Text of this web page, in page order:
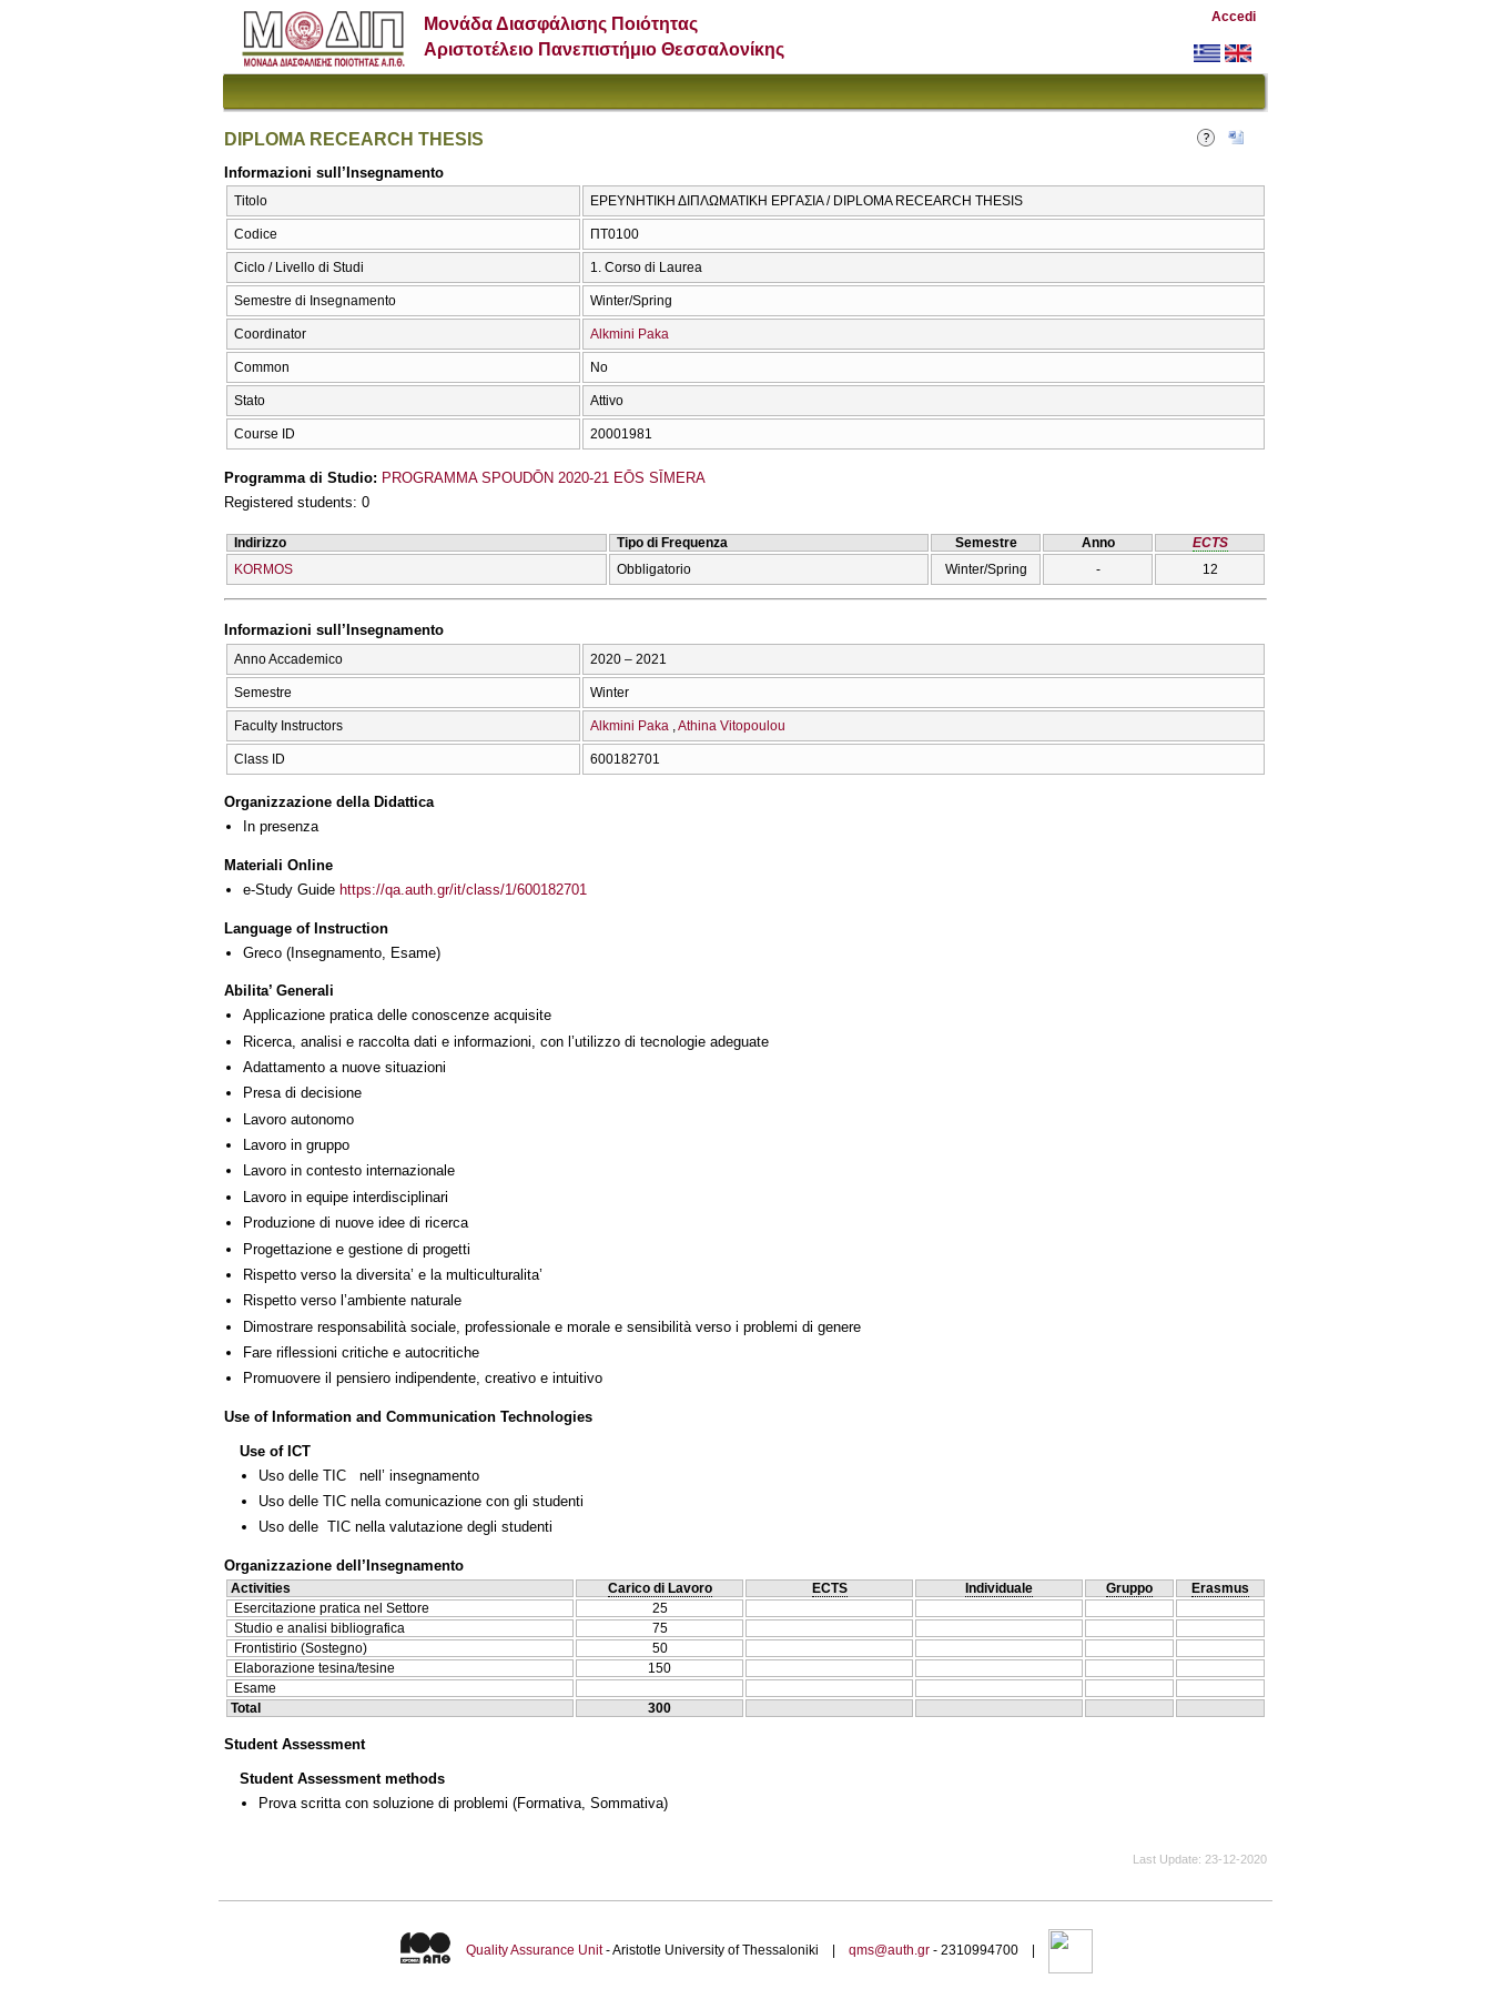
Μονάδα Διασφάλισης Ποιότητας
Αριστοτέλειο Πανεπιστήμιο Θεσσαλονίκης
Accedi
DIPLOMA RECEARCH THESIS
Informazioni sull’Insegnamento
Titolo ΕΡΕΥΝΗΤΙΚΗ ΔΙΠΛΩΜΑΤΙΚΗ ΕΡΓΑΣΙΑ / DIPLOMA RECEARCH THESIS
Codice ΠΤ0100
Ciclo / Livello di Studi 1. Corso di Laurea
Semestre di Insegnamento Winter/Spring
Coordinator Alkmini Paka
Common No
Stato Attivo
Course ID 20001981
Programma di Studio: PROGRAMMA SPOUDŌN 2020-21 EŌS SĪMERA
Registered students: 0
Indirizzo Tipo di Frequenza Semestre Anno
ECTS
KORMOS
Obbligatorio Winter/Spring - 12
Informazioni sull’Insegnamento
Anno Accademico 2020 – 2021
Semestre Winter
Faculty Instructors Alkmini Paka Athina Vitopoulou
Class ID 600182701
Organizzazione della Didattica
In presenza
Materiali Online
e-Study Guide https://qa.auth.gr/it/class/1/600182701
Language of Instruction
Greco (Insegnamento, Esame)
Abilita’ Generali
Applicazione pratica delle conoscenze acquisite
Ricerca, analisi e raccolta dati e informazioni, con l’utilizzo di tecnologie adeguate
Adattamento a nuove situazioni
Presa di decisione
Lavoro autonomo
Lavoro in gruppo
Lavoro in contesto internazionale
Lavoro in equipe interdisciplinari
Produzione di nuove idee di ricerca
Progettazione e gestione di progetti
Rispetto verso la diversita’ e la multiculturalita’
Rispetto verso l’ambiente naturale
Dimostrare responsabilità sociale, professionale e morale e sensibilità verso i problemi di genere
Fare riflessioni critiche e autocritiche
Promuovere il pensiero indipendente, creativo e intuitivo
Use of Information and Communication Technologies
Use of ICT
Uso delle TIC nell’ insegnamento
Uso delle TIC nella comunicazione con gli studenti
Uso delle TIC nella valutazione degli studenti
Organizzazione dell’Insegnamento
Activities Carico di Lavoro ECTS Individuale Gruppo
Erasmus
Esercitazione pratica nel Settore
25
Studio e analisi bibliografica
75
Frontistirio (Sostegno)
50
Elaborazione tesina/tesine
150
Esame
Total
300
Student Assessment
Student Assessment methods
Prova scritta con soluzione di problemi (Formativa, Sommativa)
Last Update 23-12-2020
Quality Assurance Unit- Aristotle University of Thessaloniki | qms@auth.gr- 2310994700 |